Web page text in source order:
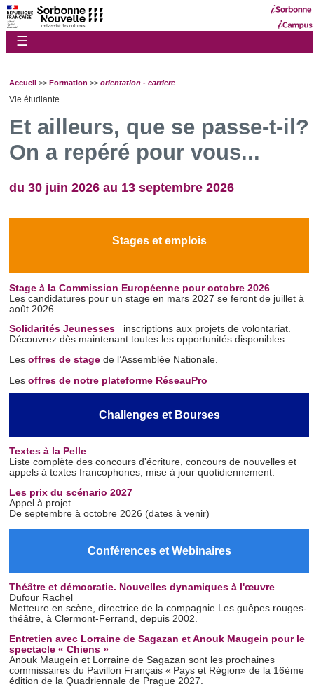
☰
Accueil >> Formation >> orientation - carriere
Vie étudiante
Et ailleurs, que se passe-t-il?
On a repéré pour vous...
du 30 juin 2026 au 13 septembre 2026
Stages et emplois
Stage à la Commission Européenne pour octobre 2026
Les candidatures pour un stage en mars 2027 se feront de juillet à
août 2026
Solidarités Jeunesses
inscriptions aux projets de volontariat.
Découvrez dès maintenant toutes les opportunités disponibles.
Les offres de stage de l’Assemblée Nationale.
Les offres de notre plateforme RéseauPro
Challenges et Bourses
Textes à la Pelle
Liste complète des concours d'écriture, concours de nouvelles et
appels à textes francophones, mise à jour quotidiennement.
Les prix du scénario 2027
Appel à projet
De septembre à octobre 2026 (dates à venir)
Conférences et Webinaires
Théâtre et démocratie. Nouvelles dynamiques à l'œuvre
Dufour Rachel
Metteure en scène, directrice de la compagnie Les guêpes rouges-
théâtre, à Clermont-Ferrand, depuis 2002.
Entretien avec Lorraine de Sagazan et Anouk Maugein pour le
spectacle « Chiens »
Anouk Maugein et Lorraine de Sagazan sont les prochaines
commissaires du Pavillon Français « Pays et Région» de la 16ème
édition de la Quadriennale de Prague 2027.